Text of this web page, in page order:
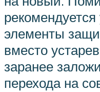
элементы
вместо
заранее
перехода на